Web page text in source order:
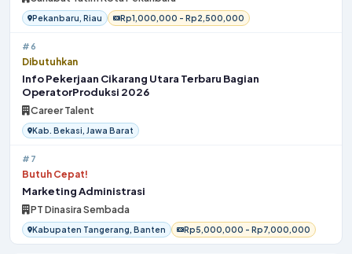
Pekanbaru, Riau Rp1,000,000 - Rp2,500,000
#6
Dibutuhkan
Info Pekerjaan Cikarang Utara Terbaru Bagian
OperatorProduksi 2026
Career Talent
Kab. Bekasi, Jawa Barat
#7
Butuh Cepat!
Marketing Administrasi
PT Dinasira Sembada
Kabupaten Tangerang, Banten Rp5,000,000 - Rp7,000,000